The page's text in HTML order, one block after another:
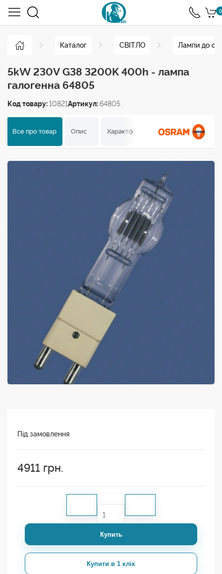
0
Каталог СВІТЛО Лампи до
5kW 230V G38 3200K 400h - лампа
галогенна 64805
Код товару:10821Артикул:64805
Все про товар Опис Характеристики Відгуки
Під замовлення
4911 грн.
Купить
Купити в 1 клік